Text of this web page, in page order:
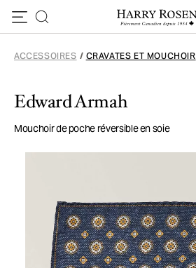
ACCESSOIRES / CRAVATES ET MOUCHOIR
Edward Armah
Mouchoir de poche réversible en soie